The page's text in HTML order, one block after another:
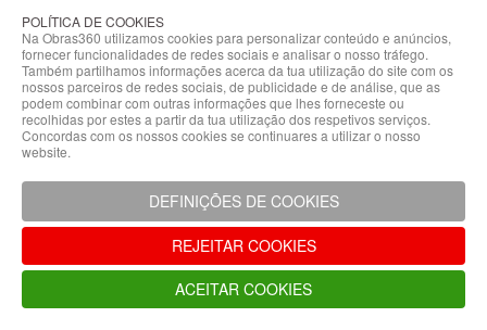
Condicionado
Acessórios
Climatização
Acessórios
Climatização
Hidráulicas
Controladores
Fixações e
Acessórios
Isolamento
para
Tubagem
POLÍTICA DE COOKIES
Na Obras360 utilizamos cookies para personalizar conteúdo e anúncios,
fornecer funcionalidades de redes sociais e analisar o nosso tráfego.
Também partilhamos informações acerca da tua utilização do site com os
nossos parceiros de redes sociais, de publicidade e de análise, que as
podem combinar com outras informações que lhes forneceste ou
recolhidas por estes a partir da tua utilização dos respetivos serviços.
Concordas com os nossos cookies se continuares a utilizar o nosso
website.
DEFINIÇÕES DE COOKIES
REJEITAR COOKIES
ACEITAR COOKIES